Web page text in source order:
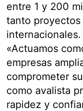
entre 1 y 200
tanto
«Actuamos
empresas
comprometer
como avalista
rapidez y